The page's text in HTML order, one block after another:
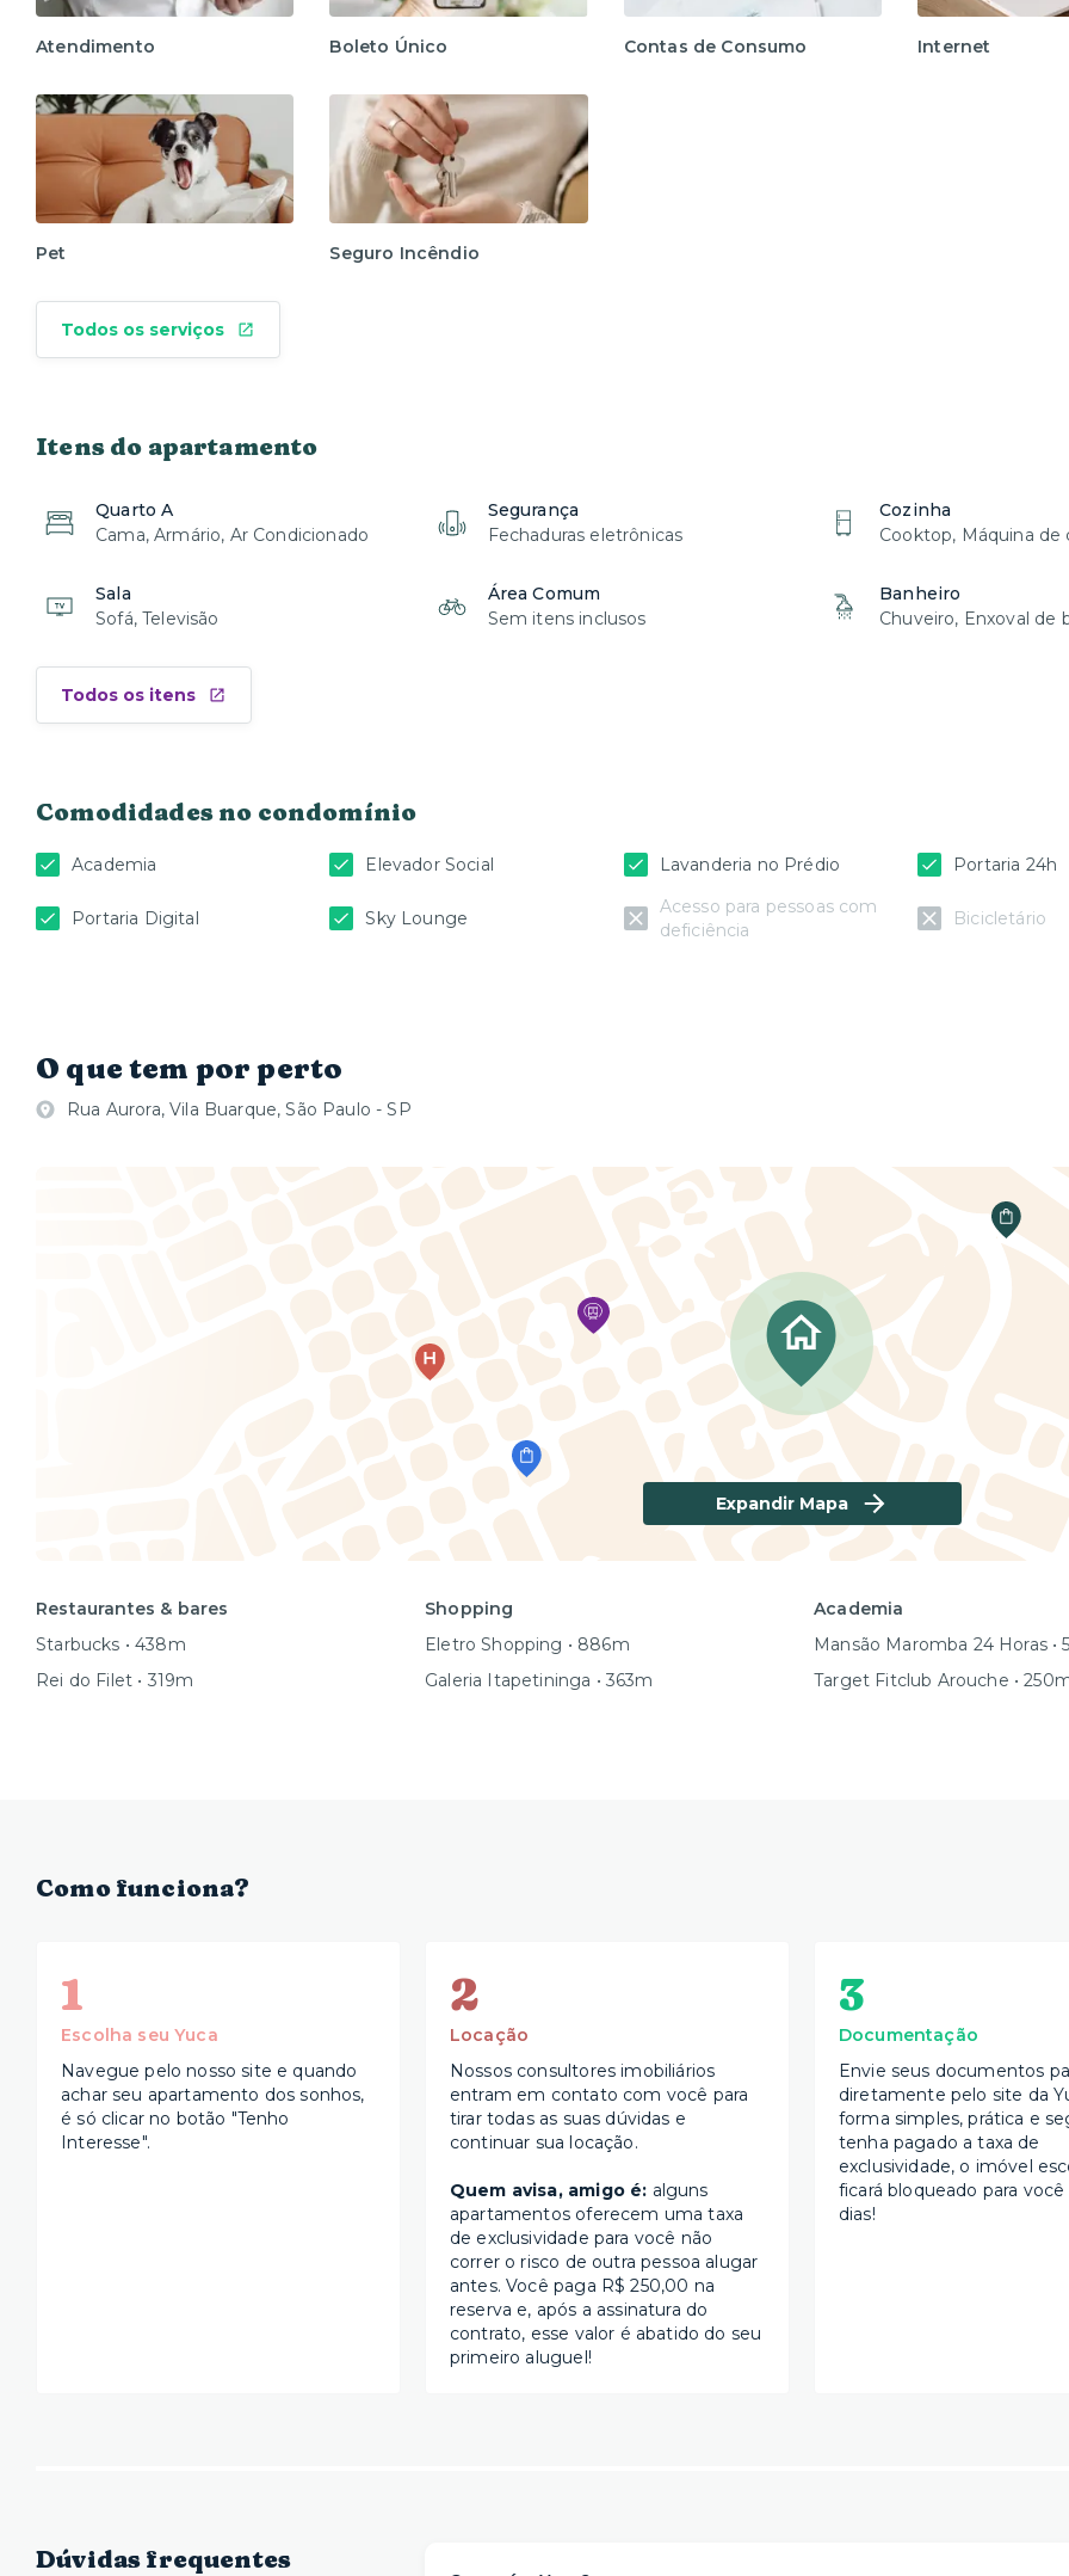
Atendimento Boleto Único Contas de Consumo Internet
Pet Seguro Incêndio
Todos os serviços
Itens do apartamento
Quarto A
Cama, Armário, Ar Condicionado
Segurança
Fechaduras eletrônicas
Cozinha
Cooktop, Máquina de
Sala
Sofá, Televisão
Área Comum
Sem itens inclusos
Banheiro
Chuveiro, Enxoval de
Todos os itens
Comodidades no condomínio
Academia Elevador Social Lavanderia no Prédio Portaria 24h
Portaria Digital Sky Lounge
Acesso para pessoas com
deficiência
Bicicletário
O que tem por perto
Rua Aurora, Vila Buarque, São Paulo - SP
Expandir Mapa
Restaurantes & bares
Starbucks • 438m
Rei do Filet • 319m
Shopping
Eletro Shopping • 886m
Galeria Itapetininga • 363m
Academia
Mansão Maromba 24 Horas •
Target Fitclub Arouche •
Como funciona?
1
Escolha seu Yuca
Navegue pelo nosso site e quando
achar seu apartamento dos sonhos,
é só clicar no botão "Tenho
Interesse".
2
Locação
Nossos consultores imobiliários
entram em contato com você para
tirar todas as suas dúvidas e
continuar sua locação.
Quem avisa, amigo é: alguns
apartamentos oferecem uma taxa
de exclusividade para você não
correr o risco de outra pessoa alugar
antes. Você paga R$ 250,00 na
reserva e, após a assinatura do
contrato, esse valor é abatido do seu
primeiro aluguel!
3
Documentação
Envie seus documentos
diretamente pelo site da
forma simples, prática e
tenha pagado a taxa de
exclusividade, o imóvel
ficará bloqueado para
dias!
Dúvidas frequentes